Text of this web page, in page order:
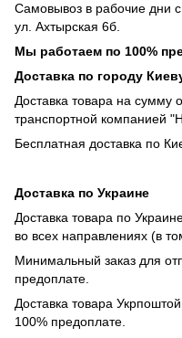
Самовывоз в рабочие дни
ул. Ахтырская 6б.
Мы работаем по 100%
Доставка по городу
Доставка товара на сумму
транспортной компанией
Бесплатная доставка по
Доставка по Украине
Доставка товара по
во всех направлениях (в
Минимальный заказ для
предоплате.
Доставка товара
100% предоплате.